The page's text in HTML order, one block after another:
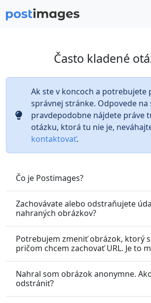
Často kladené
Ak ste v koncoch a potrebujete
správnej stránke. Odpovede na
pravdepodobne nájdete práve
otázku, ktorá tu nie je,
kontaktovať.
Čo je Postimages?
Zachovávate alebo odstraňujete
nahraných obrázkov?
Potrebujem zmeniť obrázok, ktorý
pričom chcem zachovať URL. Je to
Nahral som obrázok anonymne.
odstrániť?